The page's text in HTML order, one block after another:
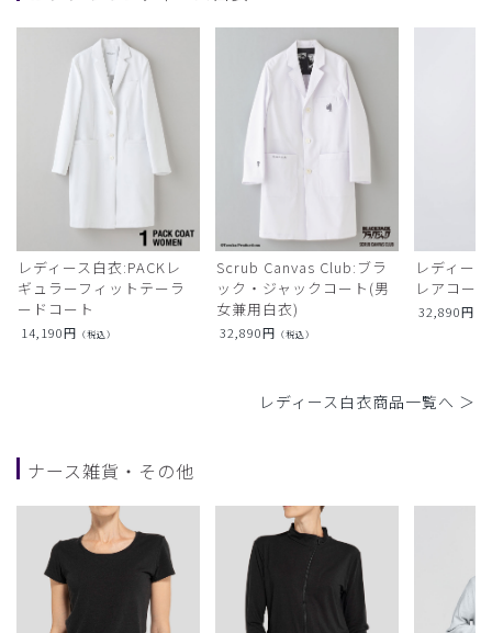
レディース白衣:PACKレ
ギュラーフィットテーラ
ードコート
14,190円 （税込）
Scrub Canvas Club:ブラ
ック・ジャックコート(男
女兼用白衣)
32,890円 （税込）
レディー
レアコート
32,890円
レディース白衣商品一覧へ ＞
ナース雑貨・その他